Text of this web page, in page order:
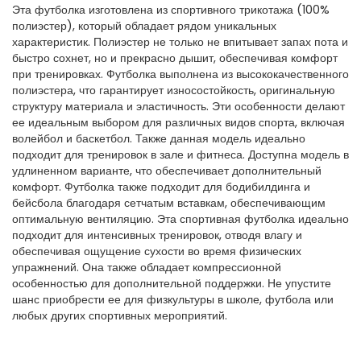
Эта футболка изготовлена из спортивного трикотажа (100%
полиэстер), который обладает рядом уникальных
характеристик. Полиэстер не только не впитывает запах пота и
быстро сохнет, но и прекрасно дышит, обеспечивая комфорт
при тренировках. Футболка выполнена из высококачественного
полиэстера, что гарантирует износостойкость, оригинальную
структуру материала и эластичность. Эти особенности делают
ее идеальным выбором для различных видов спорта, включая
волейбол и баскетбол. Также данная модель идеально
подходит для тренировок в зале и фитнеса. Доступна модель в
удлиненном варианте, что обеспечивает дополнительный
комфорт. Футболка также подходит для бодибилдинга и
бейсбола благодаря сетчатым вставкам, обеспечивающим
оптимальную вентиляцию. Эта спортивная футболка идеально
подходит для интенсивных тренировок, отводя влагу и
обеспечивая ощущение сухости во время физических
упражнений. Она также обладает компрессионной
особенностью для дополнительной поддержки. Не упустите
шанс приобрести ее для физкультуры в школе, футбола или
любых других спортивных мероприятий.